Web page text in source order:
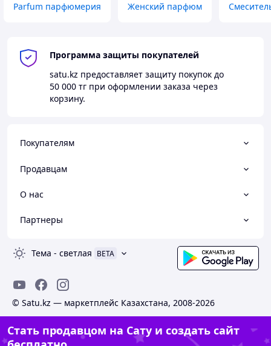
Parfum парфюмерия Женский парфюм
Программа защиты покупателей
satu.kz предоставляет защиту покупок до
50 000 тг при оформлении заказа через
корзину.
Покупателям
Продавцам
О нас
Партнеры
Тема - светлая BETA
© Satu.kz — маркетплейс Казахстана, 2008-2026
Стать продавцом на Сату и создать сайт